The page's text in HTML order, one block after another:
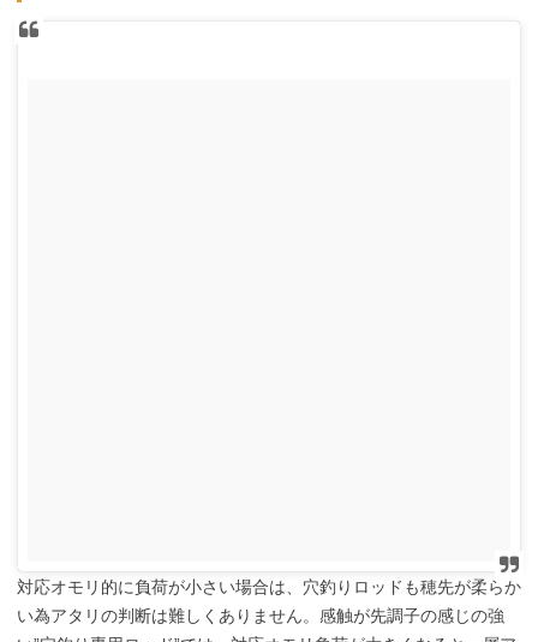
対応オモリ的に負荷が小さい場合は、穴釣りロッドも穂先が柔らか
い為アタリの判断は難しくありません。感触が先調子の感じの強